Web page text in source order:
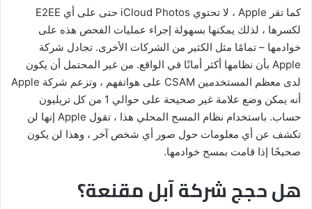
كما تقر Apple ، لا تحتوي iCloud Photos حتى على أي E2EE
لكسرها ، لذلك يمكنها بسهولة إجراء عمليات الفحص هذه على
خوادمها – تمامًا مثل الكثير من الشركات الأخرى. تجادل شركة
Apple بأن نظامها أكثر أمانًا في الواقع. من غير المحتمل أن يكون
لدى معظم المستخدمين CSAM على هواتفهم ، وتزعم شركة Apple
أنه يمكن وضع علامة غير صحيحة على حوالي 1 من كل تريليون
حساب. باستخدام نظام المسح المحلي هذا ، تقول Apple إنها لن
تكشف عن أي معلومات حول صور أي شخص آخر ، وهذا لن يكون
صحيحًا إذا قامت بمسح خوادمها.
هل حجج شركة آبل مقنعة؟